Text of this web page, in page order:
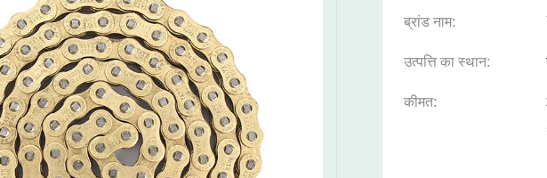
ब्रांड नाम:
उत्पत्ति का स्थान:
कीमत: